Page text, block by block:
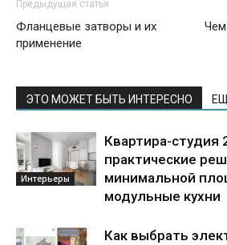
Предыдущая статья
Фланцевые затворы и их
применение
Чем
ЭТО МОЖЕТ БЫТЬ ИНТЕРЕСНО
Интерьеры
Квартира-студия
практические
минимальной
модульные кухни
Как выбрать